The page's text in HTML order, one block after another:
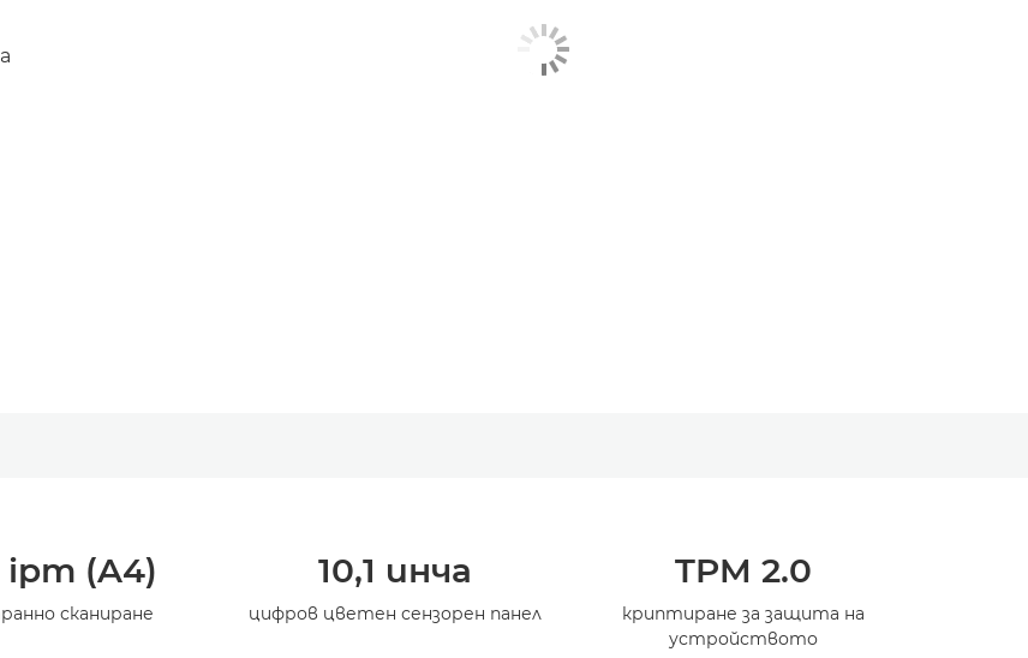
ipm (A4)
сканиране
10,1 инча
цифров цветен сензорен панел
TPM 2.0
криптиране за защита на
устройството